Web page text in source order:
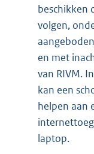
beschikken
volgen,
en met
van RIVM.
kan een
helpen aan
laptop.